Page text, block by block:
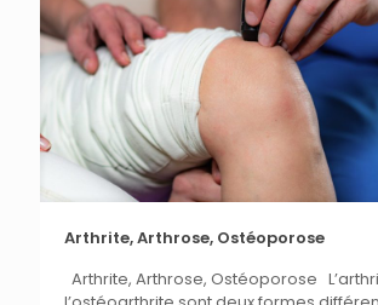
Arthrite, Arthrose, Ostéoporose
Arthrite, Arthrose, Ostéoporose